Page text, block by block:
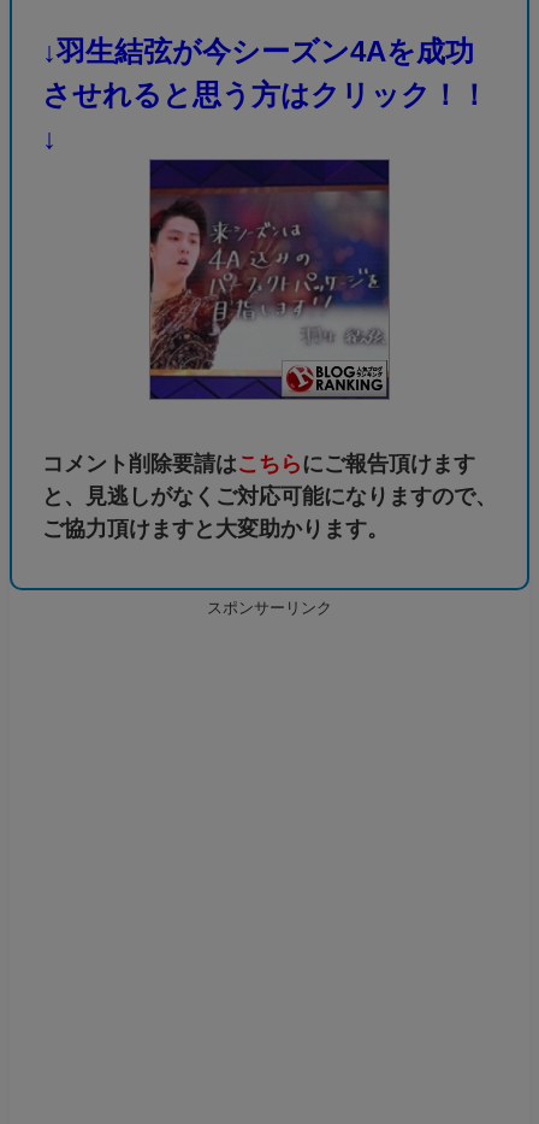
↓羽生結弦が今シーズン4Aを成功
させれると思う方はクリック！！
↓
コメント削除要請はこちら にご報告頂けます
と、見逃しがなくご対応可能になりますので、
ご協力頂けますと大変助かります。
スポンサーリンク